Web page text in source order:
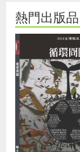
熱門出版品